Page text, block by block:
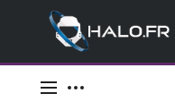
Menu principal
Outils